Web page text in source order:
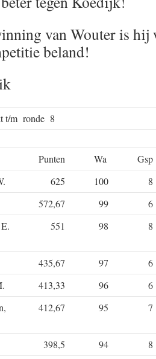
van Wouter is hij
beland!
t/m ronde 8
Punten Wa
Gsp
625 100
8
572,67 99
6
551 98 8
435,67 97
6
413,33 96
6
412,67 95 7
398,5 94
8